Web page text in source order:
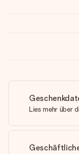
Lies mehr über